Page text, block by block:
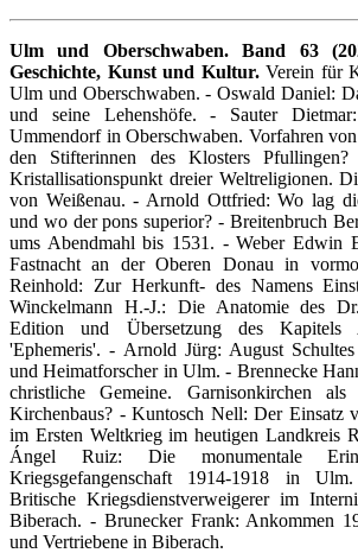
Ulm und Oberschwaben. Band 63
Geschichte, Kunst und Kultur.Verein für
Ulm und Oberschwaben. - Oswald Daniel:
und seine Lehenshöfe. - Sauter
Ummendorf in Oberschwaben. Vorfahren
den Stifterinnen des Klosters
Kristallisationspunkt dreier Weltreligionen.
von Weißenau. - Arnold Ottfried: Wo lag
und wo der pons superior? - Breitenbruch
ums Abendmahl bis 1531. - Weber Edwin
Fastnacht an der Oberen Donau in
Reinhold: Zur Herkunft- des Namens
Winckelmann H.-J.: Die Anatomie des
Edition und Übersetzung des Kapitels
'Ephemeris'. - Arnold Jürg: August
und Heimatforscher in Ulm. - Brennecke
christliche Gemeine. Garnisonkirchen als
Kirchenbaus? - Kuntosch Nell: Der Einsatz
im Ersten Weltkrieg im heutigen Landkreis
Ángel Ruiz: Die monumentale
Kriegsgefangenschaft 1914-1918 in
Britische Kriegsdienstverweigerer im
Biberach. - Brunecker Frank: Ankommen
und Vertriebene in Biberach.